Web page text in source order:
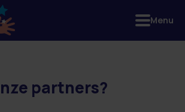
partners?
Menu